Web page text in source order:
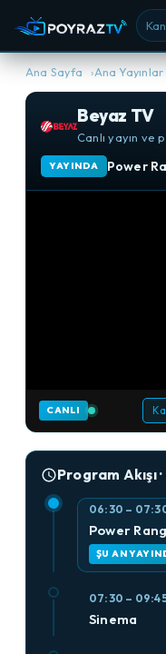
Ana Sayfa Ana Yayınlar
Beyaz TV
Canlı yayın ve
YAYINDA Power
CANLI
Program Akışı
06:30 –
Power
ŞU AN
07:30 –
Sinema